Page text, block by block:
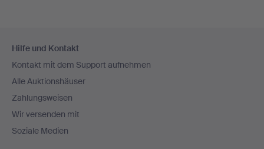
Navigation
Hilfe und Kontakt
Kontakt mit dem Support aufnehmen
Alle Auktionshäuser
Zahlungsweisen
Wir versenden mit
Soziale Medien